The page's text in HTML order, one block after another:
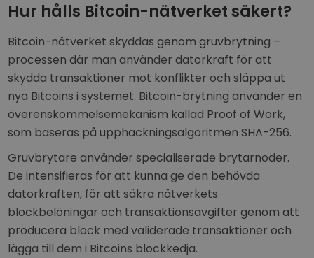
Hur hålls Bitcoin-nätverket säkert?
Bitcoin-nätverket skyddas genom gruvbrytning –
processen där man använder datorkraft för att
skydda transaktioner mot konflikter och släppa ut
nya Bitcoins i systemet. Bitcoin-brytning använder en
överenskommelsemekanism kallad Proof of Work,
som baseras på upphackningsalgoritmen SHA-256.
Gruvbrytare använder specialiserade brytarnoder.
De intensifieras för att kunna ge den behövda
datorkraften, för att säkra nätverkets
blockbelöningar och transaktionsavgifter genom att
producera block med validerade transaktioner och
lägga till dem i Bitcoins blockkedja.